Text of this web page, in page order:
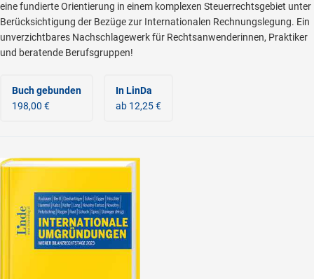
eine fundierte Orientierung in einem komplexen Steuerrechtsgebiet unter
Berücksichtigung der Bezüge zur Internationalen Rechnungslegung. Ein
unverzichtbares Nachschlagewerk für Rechtsanwenderinnen, Praktiker
und beratende Berufsgruppen!
Buch gebunden
198,00 €
In LinDa
ab 12,25 €